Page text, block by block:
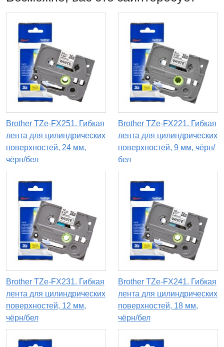
Brother TZe-FX251. Гибкая
лента для цилиндрических
поверхностей, 24 мм,
чёрн/бел
Brother TZe-FX221. Гибкая
лента для цилиндрических
поверхностей, 9 мм, чёрн/
бел
Brother TZe-FX231. Гибкая
лента для цилиндрических
поверхностей, 12 мм,
чёрн/бел
Brother TZe-FX241. Гибкая
лента для цилиндрических
поверхностей, 18 мм,
чёрн/бел